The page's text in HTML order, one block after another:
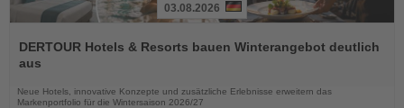
Sie
die
03.08.2026
DERTOUR Hotels & Resorts bauen Winterangebot deutlich
aus
Neue Hotels, innovative Konzepte und zusätzliche Erlebnisse erweitern das
Markenportfolio für die Wintersaison 2026/27